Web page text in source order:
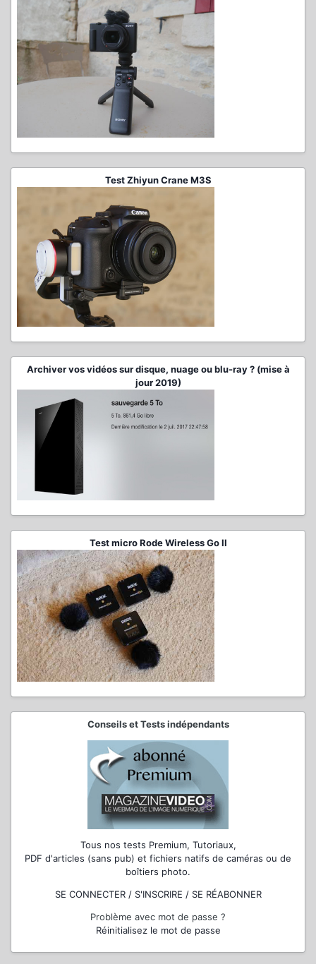
Test Zhiyun Crane M3S
Archiver vos vidéos sur disque, nuage ou blu-ray ? (mise à
jour 2019)
Test micro Rode Wireless Go II
Conseils et Tests indépendants
Tous nos tests Premium, Tutoriaux,
PDF d'articles (sans pub) et fichiers natifs de caméras ou de
boîtiers photo.
SE CONNECTER / S'INSCRIRE / SE RÉABONNER
Problème avec mot de passe ?
Réinitialisez le mot de passe